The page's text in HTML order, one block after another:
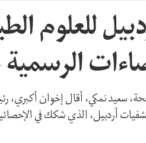
للعلوم
سعيد نمكي، أقال إخوان أكبري،
أردبيل، الذي شكك في